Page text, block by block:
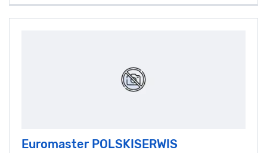
Euromaster POLSKISERWIS